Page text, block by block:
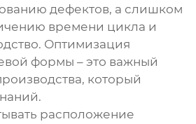
дефектов, а слишком
времени цикла и
Оптимизация
формы – это важный
который
расположение